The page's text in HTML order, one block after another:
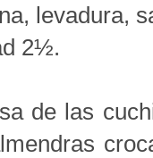
levadura,
2½.
de las